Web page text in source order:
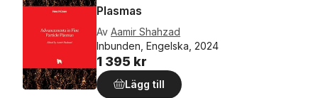
Plasmas
Av Aamir Shahzad
Inbunden, Engelska, 2024
1 395 kr
Lägg till